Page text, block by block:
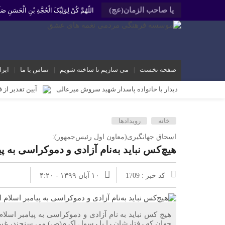
یا صاحب الزمان(عج) اللّهُمَّ کُنْ لِوَلِیِّکَ الْحُجَّةِ بْنِ الْحَسَنِ
صفحه نخست می سازیم تا ساخته شویم تماس با ما
دیدار با خانواده پاسدار شهید سروش میرعالی آیین تقدیر
محمد رشیدیان مدیر شبکه فرهنگی مردمی نغمه های عشق
برگزاری کارگاه کارآفرینی اجتماعی و راه اندازی پروژه های
دیدار دبیر جدید موسسه فرهنگی مردمی نغمه های عشق اندیمشک
دیدار دبیر موسسه فرهنگی مردمی نغمه های عشق با ریاست
مراسم دورهمی خانوادگی با عنوان کافه شادی مهدوی به مناسبت
مراسم جشن ولادت امام زمان (عج) و جشن فجر انقلاب اسلامی و
خانه رویدادها
اسحاق جهانگیری(معاون اول رئیس‌جمهور):
هیچ‌کس نباید به‌نام آزادی و دموکراسی به
کد خبر : 1709 ۱۰ آبان ۱۳۹۹ - ۴:۲۰
هیچ کس نباید به نام آزادی و دموکراسی به پیامبر